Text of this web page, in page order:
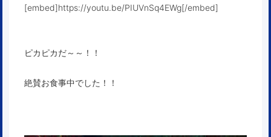
[embed]https://youtu.be/PIUVnSq4EWg[/embed]
ピカピカだ～～！！
絶賛お食事中でした！！